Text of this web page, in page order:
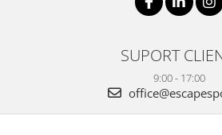
SUPORT
9:00 - 17:00